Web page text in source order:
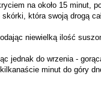
na około 15 minut,
która swoją drogą
niewielką ilość
jednak do wrzenia -
minut do góry